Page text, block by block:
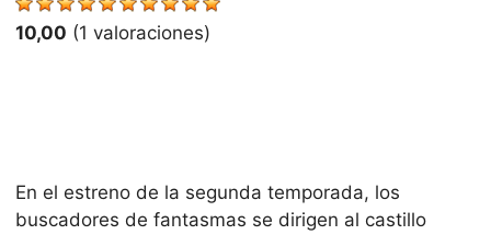
10,00 (1 valoraciones)
En el estreno de la segunda temporada, los
buscadores de fantasmas se dirigen al castillo